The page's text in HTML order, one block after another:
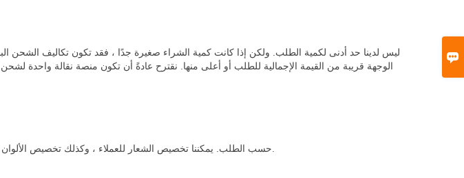

ليس لدينا حد أدنى لكمية الطلب. ولكن إذا كانت كمية الشراء صغيرة جدًا ، فقد تكون تكاليف الشحن
الوجهة قريبة من القيمة الإجمالية للطلب أو أعلى منها. نقترح عادةً أن تكون منصة نقالة واحدة